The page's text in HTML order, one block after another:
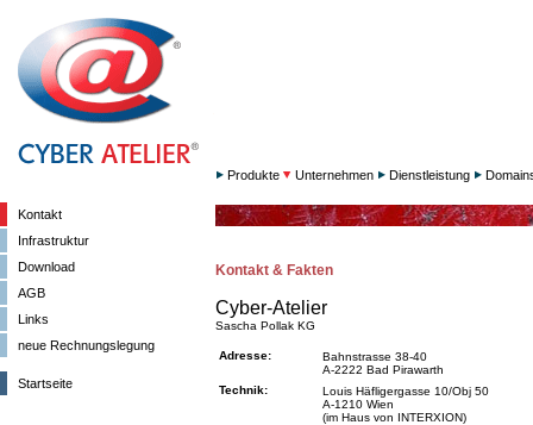
Kontakt
Infrastruktur
Download
AGB
Links
neue Rechnungslegung
Startseite
Produkte Unternehmen Dienstleistung
Kontakt & Fakten
Cyber-Atelier
Sascha Pollak KG
Adresse:
Bahnstrasse 38-40
A-2222 Bad Pirawarth
Technik:
Louis Häfligergasse 10/Obj 50
A-1210 Wien
(im Haus von INTERXION)